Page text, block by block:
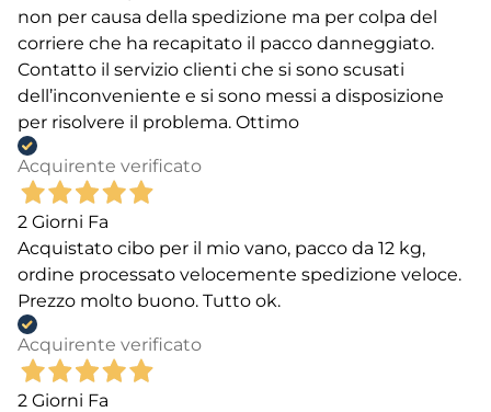
non per causa della spedizione ma per colpa del
corriere che ha recapitato il pacco danneggiato.
Contatto il servizio clienti che si sono scusati
dell’inconveniente e si sono messi a disposizione
per risolvere il problema. Ottimo
Acquirente verificato
2 Giorni Fa
Acquistato cibo per il mio vano, pacco da 12 kg,
ordine processato velocemente spedizione veloce.
Prezzo molto buono. Tutto ok.
Acquirente verificato
2 Giorni Fa